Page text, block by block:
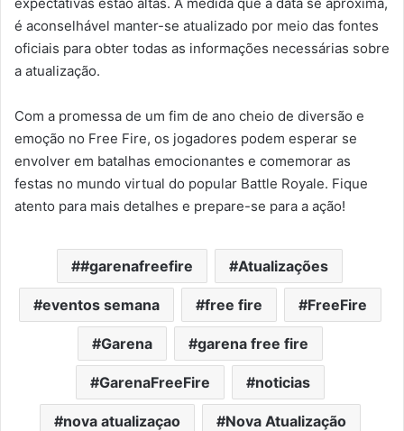
é aconselhável manter-se atualizado por meio das fontes
oficiais para obter todas as informações necessárias sobre
a atualização.
Com a promessa de um fim de ano cheio de diversão e
emoção no Free Fire, os jogadores podem esperar se
envolver em batalhas emocionantes e comemorar as
festas no mundo virtual do popular Battle Royale. Fique
atento para mais detalhes e prepare-se para a ação!
#garenafreefire Atualizações
eventos semana free fire FreeFire
Garena garena free fire
GarenaFreeFire noticias
nova atualizaçao Nova Atualização